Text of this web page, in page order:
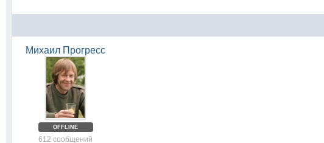
Михаил Прогресс
OFFLINE
612 сообщений